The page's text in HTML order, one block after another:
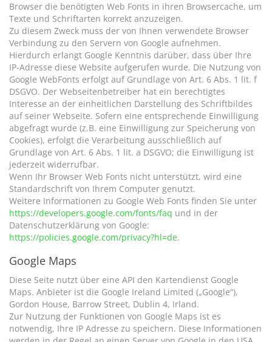
Browser die benötigten Web Fonts in ihren Browsercache, um
Texte und Schriftarten korrekt anzuzeigen.
Zu diesem Zweck muss der von Ihnen verwendete Browser
Verbindung zu den Servern von Google aufnehmen.
Hierdurch erlangt Google Kenntnis darüber, dass über Ihre
IP-Adresse diese Website aufgerufen wurde. Die Nutzung von
Google WebFonts erfolgt auf Grundlage von Art. 6 Abs. 1 lit. f
DSGVO. Der Webseitenbetreiber hat ein berechtigtes
Interesse an der einheitlichen Darstellung des Schriftbildes
auf seiner Webseite. Sofern eine entsprechende Einwilligung
abgefragt wurde (z.B. eine Einwilligung zur Speicherung von
Cookies), erfolgt die Verarbeitung ausschließlich auf
Grundlage von Art. 6 Abs. 1 lit. a DSGVO; die Einwilligung ist
jederzeit widerrufbar.
Wenn Ihr Browser Web Fonts nicht unterstützt, wird eine
Standardschrift von Ihrem Computer genutzt.
Weitere Informationen zu Google Web Fonts finden Sie unter
https://developers.google.com/fonts/faq und in der
Datenschutzerklärung von Google:
https://policies.google.com/privacy?hl=de.
Google Maps
Diese Seite nutzt über eine API den Kartendienst Google
Maps. Anbieter ist die Google Ireland Limited („Google“),
Gordon House, Barrow Street, Dublin 4, Irland.
Zur Nutzung der Funktionen von Google Maps ist es
notwendig, Ihre IP Adresse zu speichern. Diese Informationen